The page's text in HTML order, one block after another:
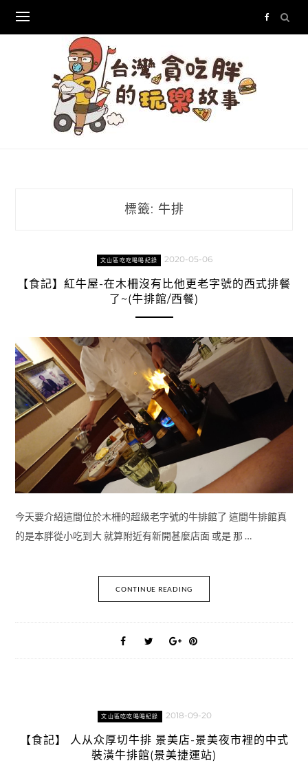
content
標籤: 牛排
文山區吃吃喝喝紀錄 2020-05-06
【食記】紅牛屋-在木柵沒有比他更老字號的西式排餐
了~(牛排館/西餐)
今天要介紹這間位於木柵的超級老字號的牛排館了 這間牛排館真
的是本胖從小吃到大 就算附近有新開甚麼店面 或是 那 …
CONTINUE READING
文山區吃吃喝喝紀錄 2018-09-20
【食記】 人从众厚切牛排 景美店-景美夜市裡的中式
裝潢牛排館(景美捷運站)